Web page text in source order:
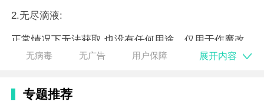
2.无尽滴液:
正常情况下无法获取,也没有任何用途，仅用于作魔改
材料。
无病毒 无广告 用户保障 展开内容
专题推荐